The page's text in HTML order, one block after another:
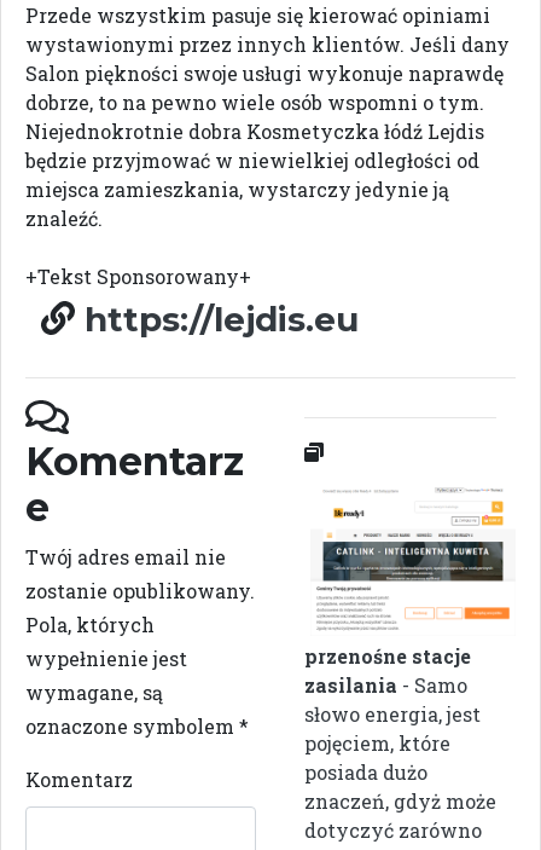
Przede wszystkim pasuje się kierować opiniami
wystawionymi przez innych klientów. Jeśli dany
Salon piękności swoje usługi wykonuje naprawdę
dobrze, to na pewno wiele osób wspomni o tym.
Niejednokrotnie dobra Kosmetyczka łódź Lejdis
będzie przyjmować w niewielkiej odległości od
miejsca zamieszkania, wystarczy jedynie ją
znaleźć.
+Tekst Sponsorowany+
https://lejdis.eu
Komentarz
e
Twój adres email nie
zostanie opublikowany.
Pola, których
wypełnienie jest
wymagane, są
oznaczone symbolem *
Komentarz
przenośne stacje
zasilania - Samo
słowo energia, jest
pojęciem, które
posiada dużo
znaczeń, gdyż może
dotyczyć zarówno